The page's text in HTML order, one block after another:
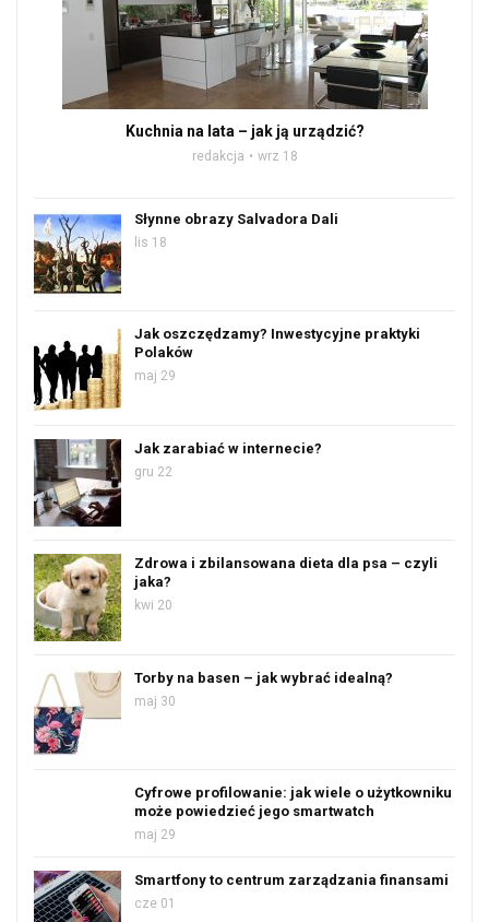
Kuchnia na lata – jak ją urządzić?
redakcja wrz 18
Słynne obrazy Salvadora Dali
lis 18
Jak oszczędzamy? Inwestycyjne praktyki
Polaków
maj 29
Jak zarabiać w internecie?
gru 22
Zdrowa i zbilansowana dieta dla psa – czyli
jaka?
kwi 20
Torby na basen – jak wybrać idealną?
maj 30
Cyfrowe profilowanie: jak wiele o użytkowniku
może powiedzieć jego smartwatch
maj 29
Smartfony to centrum zarządzania finansami
cze 01